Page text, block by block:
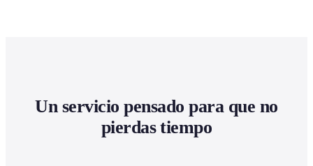
Un servicio pensado para que no
pierdas tiempo